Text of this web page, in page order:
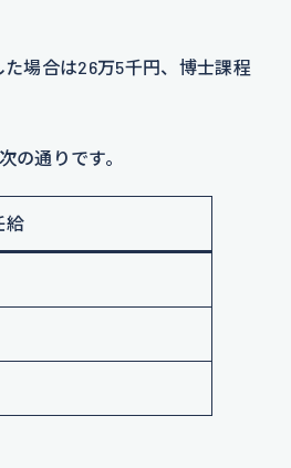
場合は26万5千円、博士課程
通りです。
給